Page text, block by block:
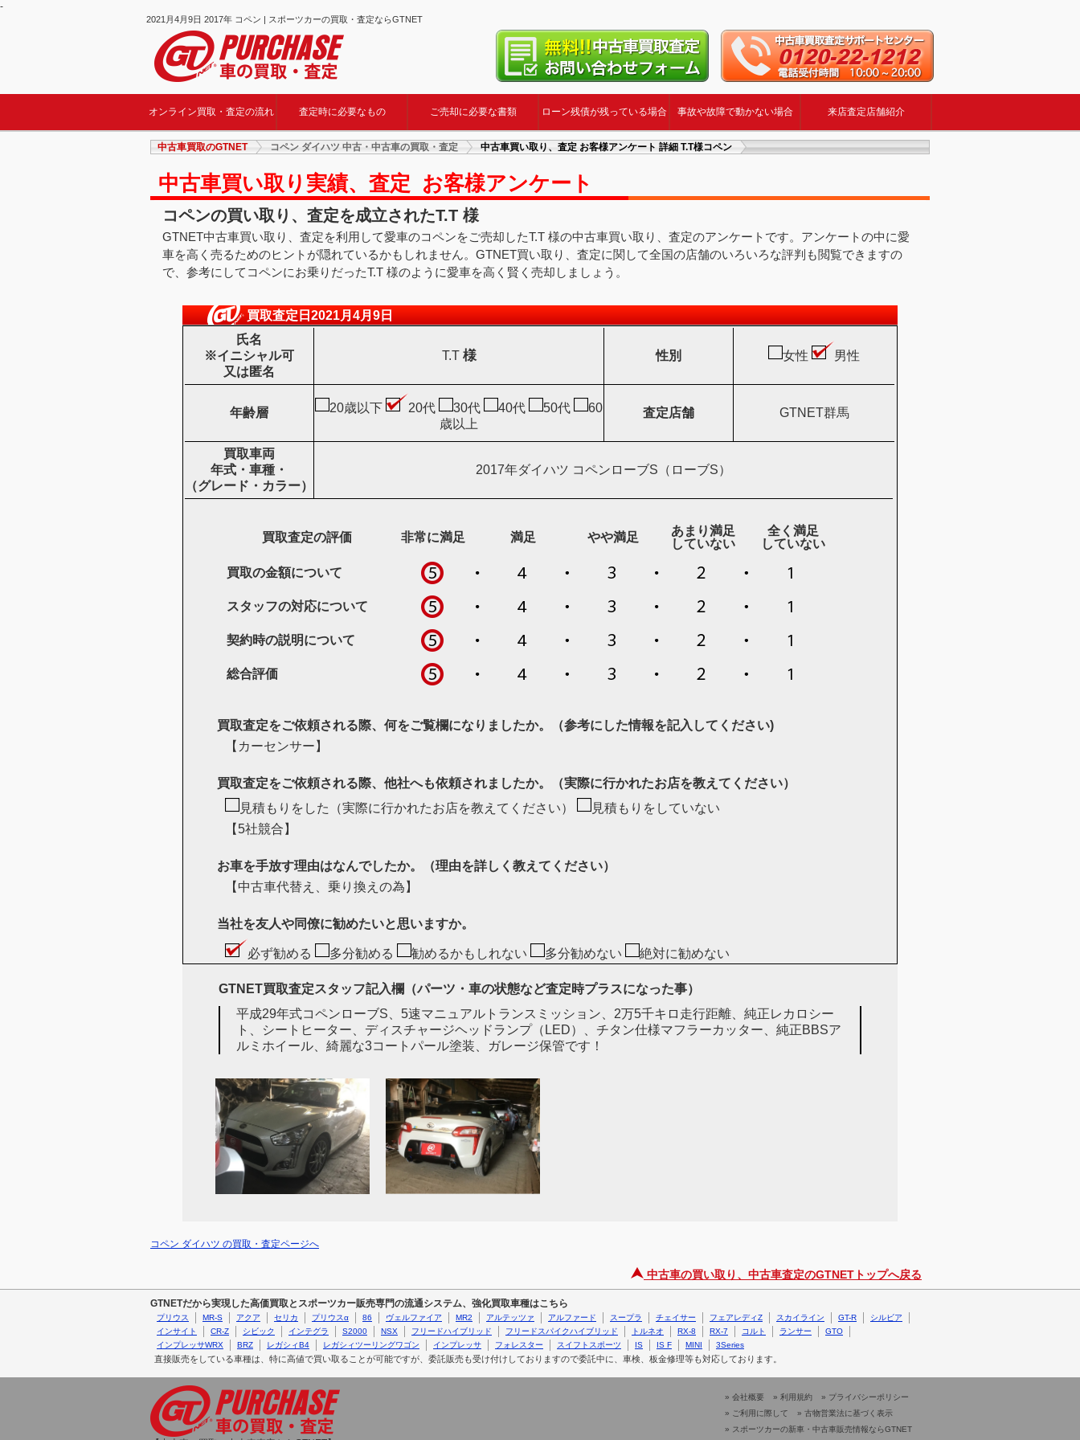
-
2021月4月9日 2017年 コペン | スポーツカーの買取・査定ならGTNET
オンライン買取・査定の流れ 査定時に必要なもの ご売却に必要な書類 ローン残債が残っている場合 事故や故障で動かない場合 来店査定店舗紹介
中古車買取のGTNET コペン ダイハツ 中古・中古車の買取・査定 中古車買い取り、査定 お客様アンケート 詳細 T.T様コペン
中古車買い取り実績、査定 お客様アンケート
コペンの買い取り、査定を成立されたT.T 様
GTNET中古車買い取り、査定を利用して愛車のコペンをご売却したT.T 様の中古車買い取り、査定のアンケートです。アンケートの中に愛
車を高く売るためのヒントが隠れているかもしれません。GTNET買い取り、査定に関して全国の店舗のいろいろな評判も閲覧できますの
で、参考にしてコペンにお乗りだったT.T 様のように愛車を高く賢く売却しましょう。
買取査定日2021月4月9日
氏名
※イニシャル可
又は匿名
T.T 様 性別 女性 男性
年齢層 20歳以下 20代 30代 40代 50代
60
歳以上
査定店舗 GTNET群馬
買取車両
年式・車種・
（グレード・カラー）
2017年ダイハツ コペンローブS（ローブS）
買取査定の評価 非常に満足 満足 やや満足
あまり満足
していない
全く満足
していない
買取の金額について
スタッフの対応について
契約時の説明について
総合評価
買取査定をご依頼される際、何をご覧欄になりましたか。（参考にした情報を記入してください)
【カーセンサー】
買取査定をご依頼される際、他社へも依頼されましたか。（実際に行かれたお店を教えてください）
見積もりをした（実際に行かれたお店を教えてください）
見積もりをしていない
【5社競合】
お車を手放す理由はなんでしたか。（理由を詳しく教えてください）
【中古車代替え、乗り換えの為】
当社を友人や同僚に勧めたいと思いますか。
必ず勧める 多分勧める 勧めるかもしれない 多分勧めない 絶対に勧めない
GTNET買取査定スタッフ記入欄（パーツ・車の状態など査定時プラスになった事）
平成29年式コペンローブS、5速マニュアルトランスミッション、2万5千キロ走行距離、純正レカロシー
ト、シートヒーター、ディスチャージヘッドランプ（LED）、チタン仕様マフラーカッター、純正BBSア
ルミホイール、綺麗な3コートパール塗装、ガレージ保管です！
コペン ダイハツ の買取・査定ページへ
中古車の買い取り、中古車査定のGTNETトップへ戻る
GTNETだから実現した高価買取とスポーツカー販売専門の流通システム、強化買取車種はこちら
プリウス MR-S アクア セリカ プリウスα 86 ヴェルファイア MR2 アルテッツァ アルファード スープラ チェイサー フェアレディZ スカイライン GT-R
シルビア
インサイト
CR-Z シビック インテグラ S2000 NSX フリードハイブリッド フリードスパイクハイブリッド トルネオ RX-8 RX-7 コルト ランサー
GTO
インプレッサWRX
BRZ レガシィB4 レガシィツーリングワゴン インプレッサ フォレスター スイフトスポーツ IS IS F MINI 3Series
直接販売をしている車種は、特に高値で買い取ることが可能ですが、委託販売も受け付けしておりますので委託中に、車検、板金修理等も対応しております。
» 会社概要 » 利用規約 » プライバシーポリシー
» ご利用に際して » 古物営業法に基づく表示
» スポーツカーの新車・中古車販売情報ならGTNET